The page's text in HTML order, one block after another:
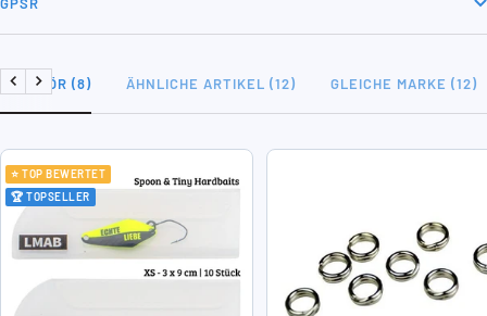
ZUBEHÖR (8) ÄHNLICHE ARTIKEL (12) GLEICHE MARKE (12)
ZurückWeiter
⭐ TOP BEWERTET
🏆 TOPSELLER